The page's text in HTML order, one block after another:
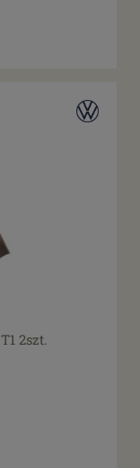
2szt.